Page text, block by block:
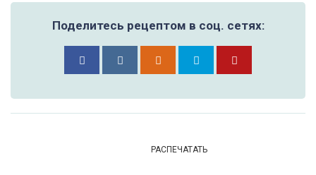
Поделитесь рецептом в соц. сетях:
РАСПЕЧАТАТЬ